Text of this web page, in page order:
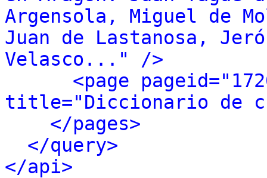
Argensola, Miguel de
Juan de Lastanosa,
Velasco..." />
<page
title="Diccionario de
</pages>
</query>
</api>